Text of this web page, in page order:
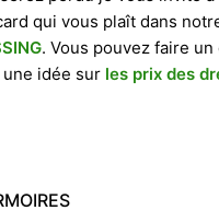
qui vous plaît dans
. Vous pouvez faire
idée sur les prix des